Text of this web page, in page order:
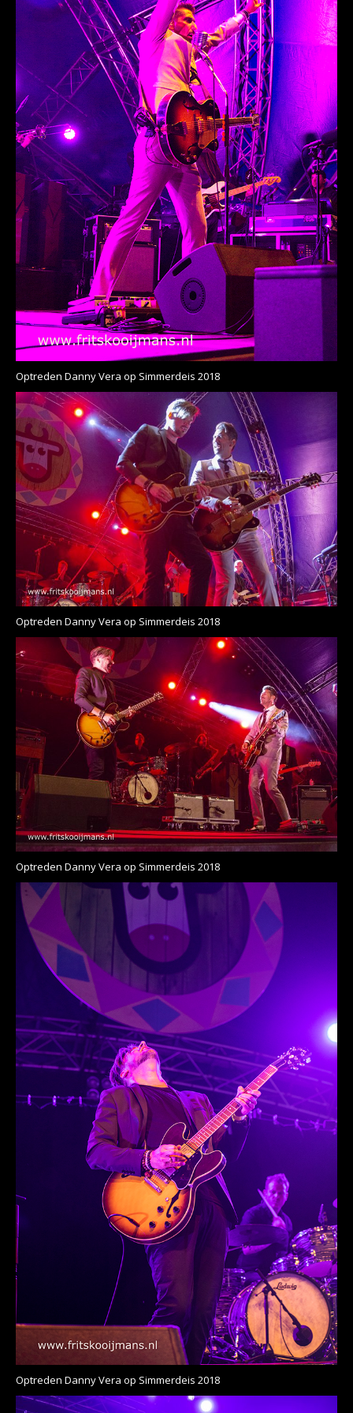
Optreden Danny Vera op Simmerdeis 2018
Optreden Danny Vera op Simmerdeis 2018
Optreden Danny Vera op Simmerdeis 2018
Optreden Danny Vera op Simmerdeis 2018